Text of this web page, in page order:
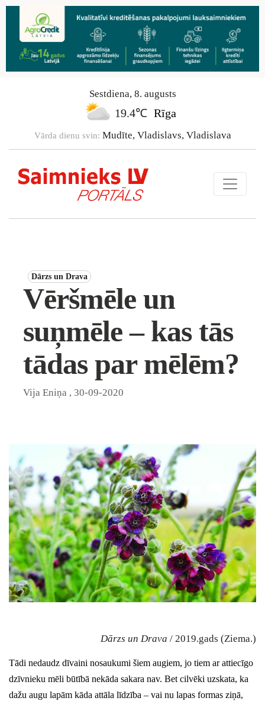
Sestdiena, 8. augusts
19.4℃ Rīga
Vārda dienu svin: Mudīte, Vladislavs, Vladislava
Dārzs un Drava
Vēršmēle un
suņmēle – kas tās
tādas par mēlēm?
Vija Eniņa , 30-09-2020
Dārzs un Drava / 2019.gads (Ziema.)
Tādi nedaudz dīvaini nosaukumi šiem augiem, jo tiem ar attiecīgo
dzīvnieku mēli būtībā nekāda sakara nav. Bet cilvēki uzskata, ka
dažu augu lapām kāda attāla līdzība – vai nu lapas formas ziņā,